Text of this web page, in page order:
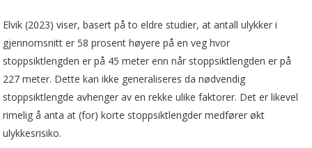
Elvik (2023) viser, basert på to eldre studier, at antall ulykker i
gjennomsnitt er 58 prosent høyere på en veg hvor
stoppsiktlengden er på 45 meter enn når stoppsiktlengden er på
227 meter. Dette kan ikke generaliseres da nødvendig
stoppsiktlengde avhenger av en rekke ulike faktorer. Det er likevel
rimelig å anta at (for) korte stoppsiktlengder medfører økt
ulykkesrisiko.